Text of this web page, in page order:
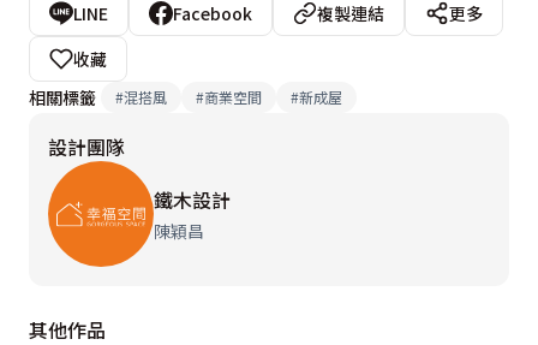
設計概念文字為【鐵木設計】提供
LINE Facebook 複製連結
更多
收藏
相關標籤
#混搭風 #商業空間 #新成屋
設計團隊
鐵木設計
陳穎昌
其他作品